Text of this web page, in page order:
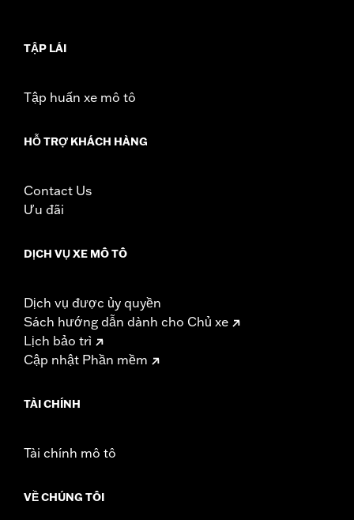
d.com/warranty
TẬP LÁI
Tập huấn xe mô tô
HỖ TRỢ KHÁCH HÀNG
Contact Us
Ưu đãi
DỊCH VỤ XE MÔ TÔ
Dịch vụ được ủy quyền
Sách hướng dẫn dành cho Chủ xe
Lịch bảo trì
Cập nhật Phần mềm
TÀI CHÍNH
Tài chính mô tô
VỀ CHÚNG TÔI